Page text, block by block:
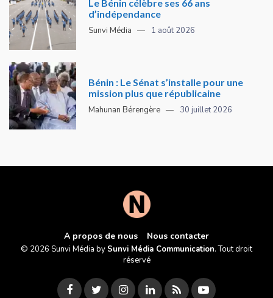
Le Bénin célèbre ses 66 ans
d’indépendance
Sunvi Média 1 août 2026
Bénin : Le Sénat s’installe pour une
mission plus que républicaine
Mahunan Bérengère 30 juillet 2026
A propos de nous Nous contacter
© 2026 Sunvi Média by Sunvi Média Communication. Tout droit
réservé